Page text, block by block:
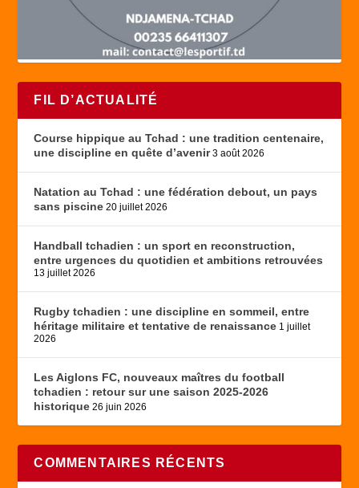
FIL D’ACTUALITÉ
Course hippique au Tchad : une tradition centenaire,
une discipline en quête d’avenir 3 août 2026
Natation au Tchad : une fédération debout, un pays
sans piscine 20 juillet 2026
Handball tchadien : un sport en reconstruction,
entre urgences du quotidien et ambitions retrouvées
13 juillet 2026
Rugby tchadien : une discipline en sommeil, entre
héritage militaire et tentative de renaissance 1 juillet
2026
Les Aiglons FC, nouveaux maîtres du football
tchadien : retour sur une saison 2025-2026
historique 26 juin 2026
COMMENTAIRES RÉCENTS